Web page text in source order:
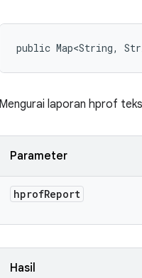
public Map<String,
Mengurai laporan hprof
Parameter
hprofReport
Hasil